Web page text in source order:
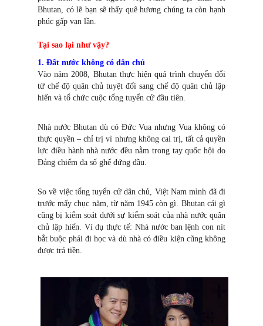
Bhutan, có lẽ bạn sẽ thấy quê hương chúng ta còn hạnh
phúc gấp vạn lần.
Tại sao lại như vậy?
1. Đất nước không có dân chủ
Vào năm 2008, Bhutan thực hiện quá trình chuyển đổi
từ chế độ quân chủ tuyệt đối sang chế độ quân chủ lập
hiến và tổ chức cuộc tổng tuyển cử đầu tiên.
Nhà nước Bhutan dù có Đức Vua nhưng Vua không có
thực quyền – chỉ trị vì nhưng không cai trị, tất cả quyền
lực điều hành nhà nước đều nằm trong tay quốc hội do
Đảng chiếm đa số ghế đứng đầu.
So về việc tổng tuyển cử dân chủ, Việt Nam mình đã đi
trước mấy chục năm, từ năm 1945 còn gì. Bhutan cái gì
cũng bị kiểm soát dưới sự kiểm soát của nhà nước quân
chủ lập hiến. Ví dụ thực tế: Nhà nước ban lệnh con nít
bắt buộc phải đi học và dù nhà có điều kiện cũng không
được trả tiền.